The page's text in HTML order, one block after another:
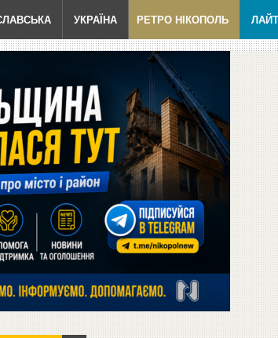
УКРАЇНА РЕТРО НІКОПОЛЬ ЛАЙТ